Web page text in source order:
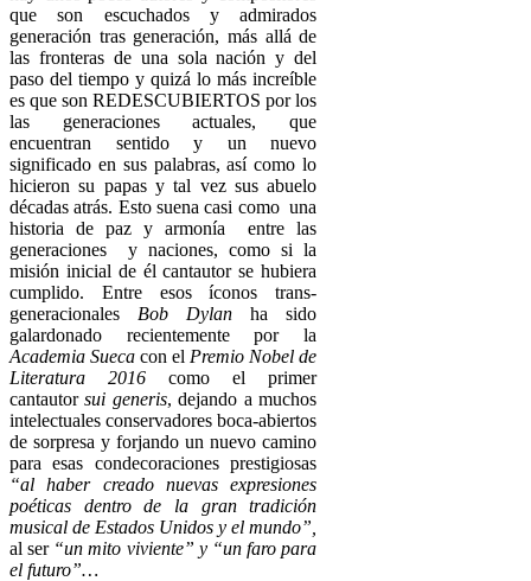
que son escuchados y admirados
generación tras generación, más allá de
las fronteras de una sola nación y del
paso del tiempo y quizá lo más increíble
es que son REDESCUBIERTOS por los
las generaciones actuales, que
encuentran sentido y un nuevo
significado en sus palabras, así como lo
hicieron su papas y tal vez sus abuelo
décadas atrás. Esto suena casi como una
historia de paz y armonía entre las
generaciones y naciones, como si la
misión inicial de él cantautor se hubiera
cumplido. Entre esos íconos trans-
generacionales Bob Dylan ha sido
galardonado recientemente por la
Academia Sueca con el Premio Nobel de
Literatura 2016como el primer
cantautorsui generis, dejando a muchos
intelectuales conservadores boca-abiertos
de sorpresa y forjando un nuevo camino
para esas condecoraciones prestigiosas
“al haber creado nuevas expresiones
poéticas dentro de la gran tradición
musical de Estados Unidos y el mundo”,
al ser “un mito viviente” y “un faro para
el futuro”…